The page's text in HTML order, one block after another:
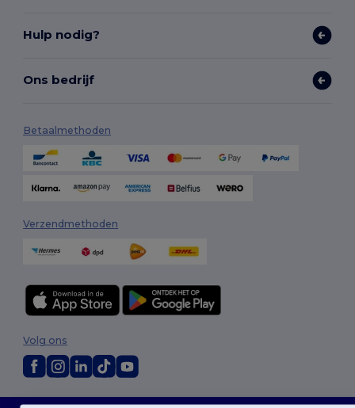
Hulp nodig?
Ons bedrijf
Betaalmethoden
Verzendmethoden
2026. Alle rechten voorbehouden
Volg ons